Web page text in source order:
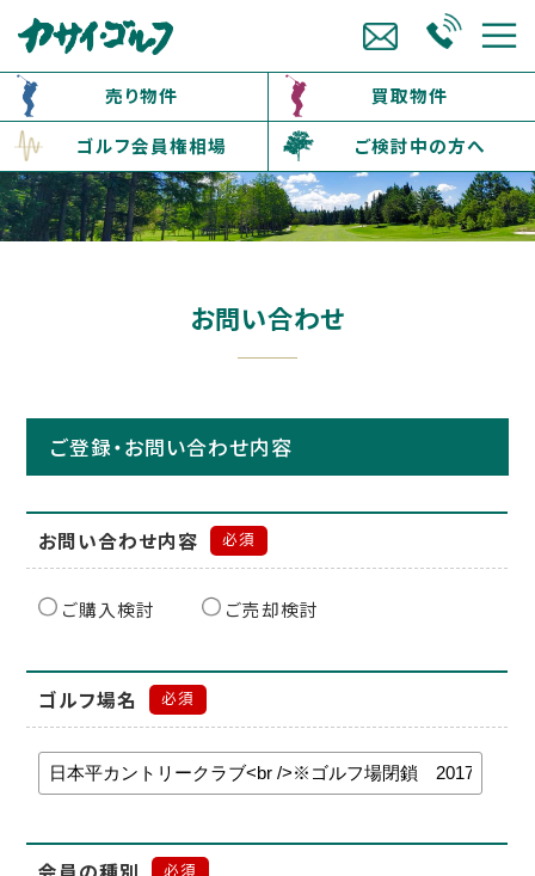
売り物件
買取物件
ゴルフ会員権相場
ご検討中の方へ
お問い合わせ
ご登録・お問い合わせ内容
お問い合わせ内容 必須
ご購入検討 ご売却検討
ゴルフ場名 必須
必須